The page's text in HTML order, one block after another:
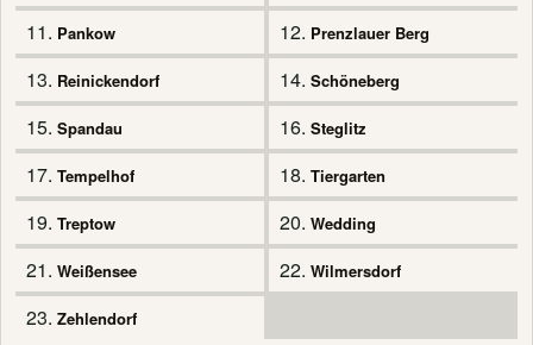
11. Pankow 12. Prenzlauer Berg
13. Reinickendorf 14. Schöneberg
15. Spandau 16. Steglitz
17. Tempelhof 18. Tiergarten
19. Treptow 20. Wedding
21. Weißensee 22. Wilmersdorf
23. Zehlendorf